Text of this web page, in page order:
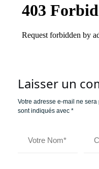
Laisser un
Votre adresse e-mail ne
sont indiqués avec *